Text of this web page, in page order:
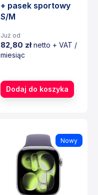
+ pasek sportowy
S/M
Już od
82,80 złnetto + VAT /
miesiąc
Dodaj do koszyka
Nowy